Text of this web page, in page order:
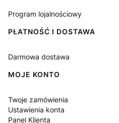
Program lojalnościowy
PŁATNOŚĆ I DOSTAWA
Darmowa dostawa
MOJE KONTO
Twoje zamówienia
Ustawienia konta
Panel Klienta